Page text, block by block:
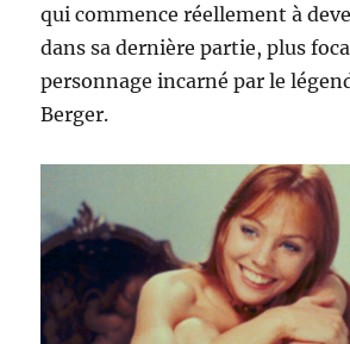
qui commence réellement à
dans sa dernière partie, plus
personnage incarné par le
Berger.